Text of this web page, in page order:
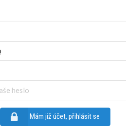
Mám již účet, přihlásit se